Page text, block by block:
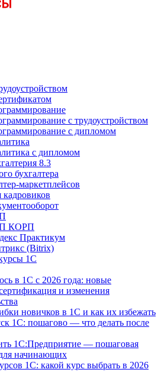
с трудоустройством
с дипломом
с дипломом
8.3
бухгалтера
маркетплейсов
КОРП
Практикум
(Bitrix)
1С
в 1С с 2026 года: новые
и изменения
новичков в 1С и как их избежать
1С: пошагово — что делать после
1С:Предприятие — пошаговая
начинающих
1С: какой курс выбрать в 2026